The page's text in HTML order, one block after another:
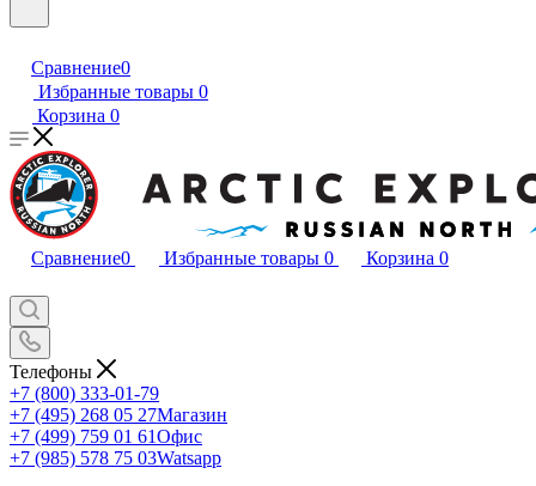
Сравнение0
Избранные товары 0
Корзина 0
Сравнение0 Избранные товары 0 Корзина 0
Телефоны
+7 (800) 333-01-79
+7 (495) 268 05 27Магазин
+7 (499) 759 01 61Офис
+7 (985) 578 75 03Watsapp